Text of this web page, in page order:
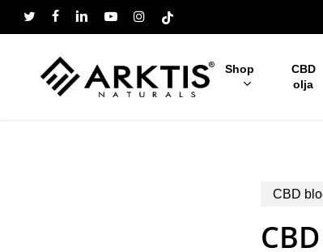
twitter facebooklinkedinyoutubeinstagram
tiktok
Shop
CBD
olja
CBD